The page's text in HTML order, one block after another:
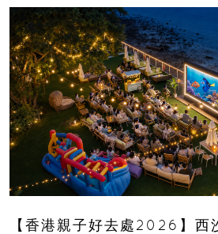
【香港親子好去處2026】西